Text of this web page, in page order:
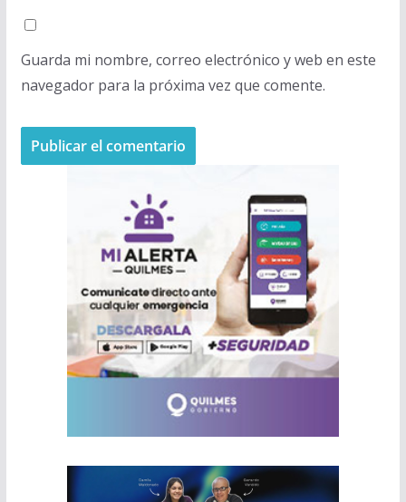
Guarda mi nombre, correo electrónico y web en este
navegador para la próxima vez que comente.